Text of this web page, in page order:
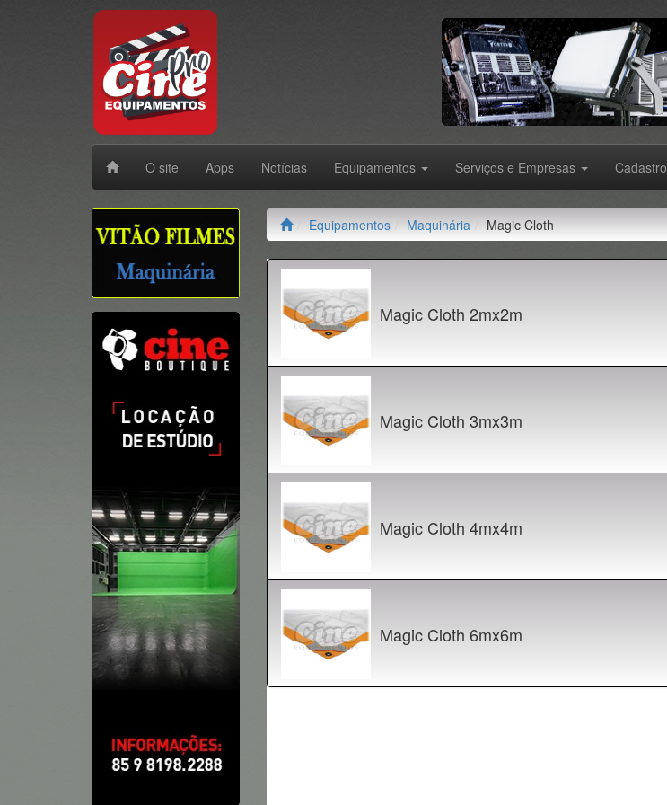
O site Apps Notícias Equipamentos Serviços e Empresas Cadastro
Equipamentos Maquinária Magic Cloth
Magic Cloth 2mx2m
Magic Cloth 3mx3m
Magic Cloth 4mx4m
Magic Cloth 6mx6m